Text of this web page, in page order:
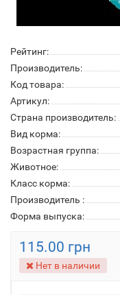
Рейтинг:
Производитель:
Код товара:
Артикул:
Страна производитель:
Вид корма:
Возрастная группа:
Животное:
Класс корма:
Производитель :
Форма выпуска:
115.00 грн
Нет в наличии